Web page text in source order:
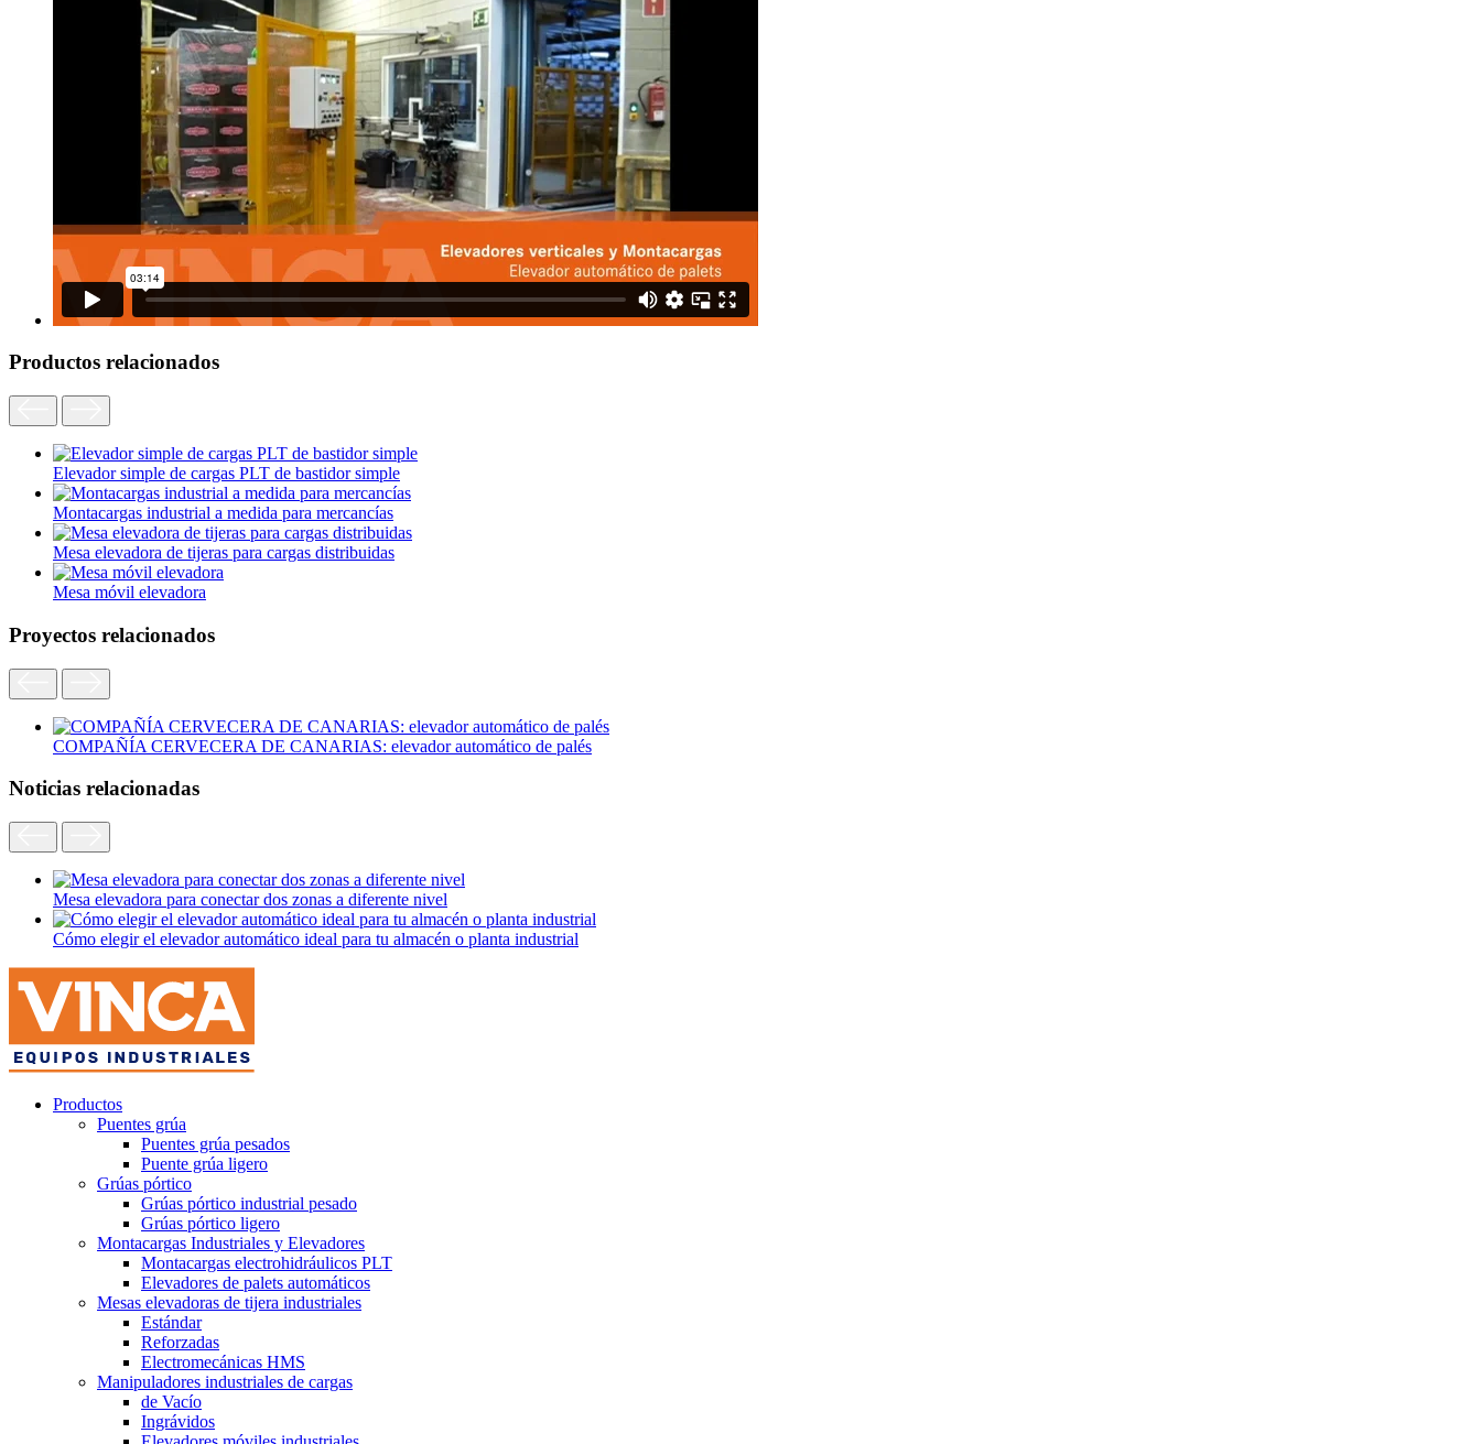
Productos relacionados
Elevador simple de cargas PLT de bastidor simple
Montacargas industrial a medida para mercancías
Mesa elevadora de tijeras para cargas distribuidas
Mesa móvil elevadora
Proyectos relacionados
COMPAÑÍA CERVECERA DE CANARIAS: elevador automático de palés
Noticias relacionadas
Mesa elevadora para conectar dos zonas a diferente nivel
Cómo elegir el elevador automático ideal para tu almacén o planta industrial
Productos
Puentes grúa
Puentes grúa pesados
Puente grúa ligero
Grúas pórtico
Grúas pórtico industrial pesado
Grúas pórtico ligero
Montacargas Industriales y Elevadores
Montacargas electrohidráulicos PLT
Elevadores de palets automáticos
Mesas elevadoras de tijera industriales
Estándar
Reforzadas
Electromecánicas HMS
Manipuladores industriales de cargas
de Vacío
Ingrávidos